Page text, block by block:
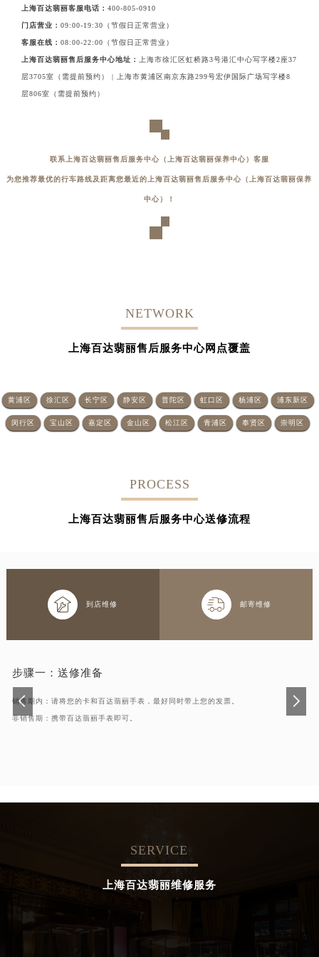
上海百达翡丽客服电话：400-805-0910
门店营业：09:00-19:30（节假日正常营业）
客服在线：08:00-22:00（节假日正常营业）
上海百达翡丽售后服务中心地址： 上海市徐汇区虹桥路3号港汇中心写字楼2座37
层3705室（需提前预约） | 上海市黄浦区南京东路299号宏伊国际广场写字楼8
层806室（需提前预约）
联系上海百达翡丽售后服务中心（上海百达翡丽保养中心）客服
为您推荐最优的行车路线及距离您最近的上海百达翡丽售后服务中心（上海百达翡丽保养
中心）！
NETWORK
上海百达翡丽售后服务中心网点覆盖
黄浦区 徐汇区 长宁区 静安区 普陀区 虹口区 杨浦区 浦东新区
闵行区 宝山区 嘉定区 金山区 松江区 青浦区 奉贤区 崇明区
PROCESS
上海百达翡丽售后服务中心送修流程
 到店维修  邮寄维修
步骤一： 送修准备
销售期内：请将您的卡和百达翡丽手表，最好同时带上您的发票。
非销售期：携带百达翡丽手表即可。
SERVICE
上海百达翡丽维修服务